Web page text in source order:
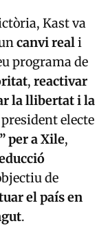
Kast va
canvi reali
programa de
, reactivar
la llibertat i la
president electe
per a Xile,
de
el país en
.